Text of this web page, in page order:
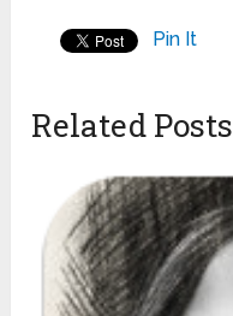
Pin It
Related Posts